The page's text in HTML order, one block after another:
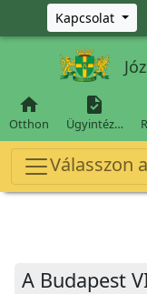
Ugrás a fő tartalomra
Kapcsolat

Otthon

Ügyintéz…
Válasszon
A Budapest